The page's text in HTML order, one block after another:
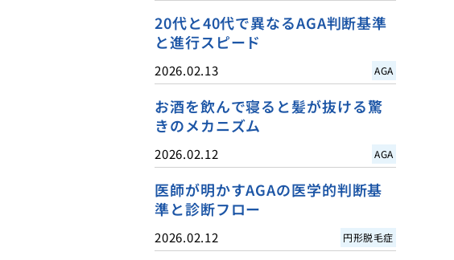
20代と40代で異なるAGA判断基準
と進行スピード
2026.02.13 AGA
お酒を飲んで寝ると髪が抜ける驚
きのメカニズム
2026.02.12 AGA
医師が明かすAGAの医学的判断基
準と診断フロー
2026.02.12 円形脱毛症